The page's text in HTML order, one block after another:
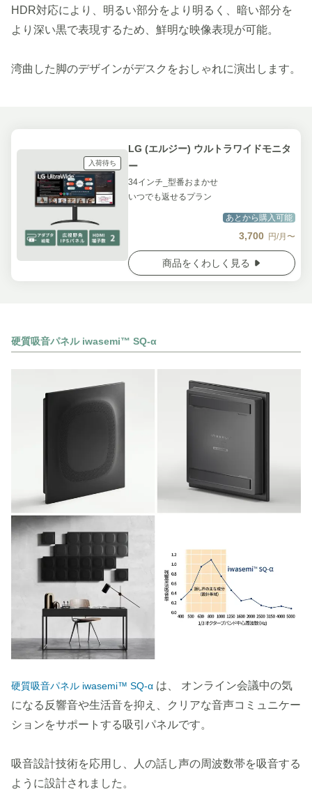
HDR対応により、明るい部分をより明るく、暗い部分を
より深い黒で表現するため、鮮明な映像表現が可能。
湾曲した脚のデザインがデスクをおしゃれに演出します。
入荷待ち
LG (エルジー) ウルトラワイドモニタ
ー
34インチ_型番おまかせ
いつでも返せるプラン
あとから購入可能
3,700 円/月〜
商品をくわしく見る
硬質吸音パネル iwasemi™ SQ-α
硬質吸音パネル iwasemi™ SQ-α は、 オンライン会議中の気
になる反響音や生活音を抑え、クリアな音声コミュニケー
ションをサポートする吸引パネルです。
吸音設計技術を応用し、人の話し声の周波数帯を吸音する
ように設計されました。